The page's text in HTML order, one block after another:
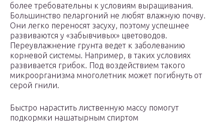
более требовательны к условиям выращивания.
Большинство пеларгоний не любят влажную почву.
Они легко переносят засуху, поэтому успешнее
развиваются у «забывчивых» цветоводов.
Переувлажнение грунта ведет к заболеванию
корневой системы. Например, в таких условиях
развивается грибок. Под воздействием такого
микроорганизма многолетник может погибнуть от
серой гнили.
Быстро нарастить лиственную массу помогут
подкормки нашатырным спиртом